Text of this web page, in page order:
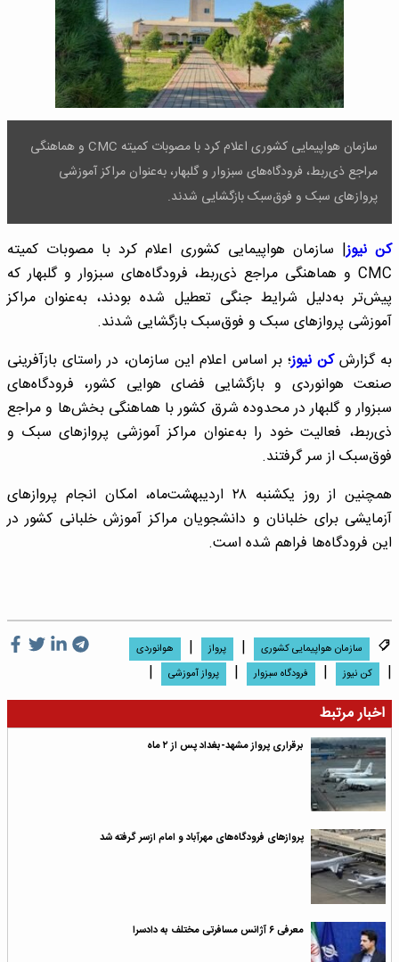
سازمان هواپیمایی کشوری اعلام کرد با مصوبات کمیته CMC و هماهنگی
مراجع ذی‌ربط، فرودگاه‌های سبزوار و گلبهار، به‌عنوان مراکز آموزشی
پروازهای سبک و فوق‌سبک بازگشایی شدند.
کن نیوز| سازمان هواپیمایی کشوری اعلام کرد با مصوبات کمیته
CMC و هماهنگی مراجع ذی‌ربط، فرودگاه‌های سبزوار و گلبهار که
پیش‌تر به‌دلیل شرایط جنگی تعطیل شده بودند، به‌عنوان مراکز
آموزشی پروازهای سبک و فوق‌سبک بازگشایی شدند.
به گزارشکن نیوز؛ بر اساس اعلام این سازمان، در راستای بازآفرینی
صنعت هوانوردی و بازگشایی فضای هوایی کشور، فرودگاه‌های
سبزوار و گلبهار در محدوده شرق کشور با هماهنگی بخش‌ها و مراجع
ذی‌ربط، فعالیت خود را به‌عنوان مراکز آموزشی پروازهای سبک و
فوق‌سبک از سر گرفتند.
همچنین از روز یکشنبه ۲۸ اردیبهشت‌ماه، امکان انجام پروازهای
آزمایشی برای خلبانان و دانشجویان مراکز آموزش خلبانی کشور در
این فرودگاه‌ها فراهم شده است.
سازمان هواپیمایی کشوری | پرواز | هوانوردی
| کن نیوز | فرودگاه سبزوار | پرواز آموزشی
|
اخبار مرتبط
برقراری پرواز مشهد-بغداد پس از ۲ ماه
پروازهای فرودگاه‌های مهرآباد و امام ازسر گرفته شد
معرفی ۶ آژانس مسافرتی مختلف به دادسرا